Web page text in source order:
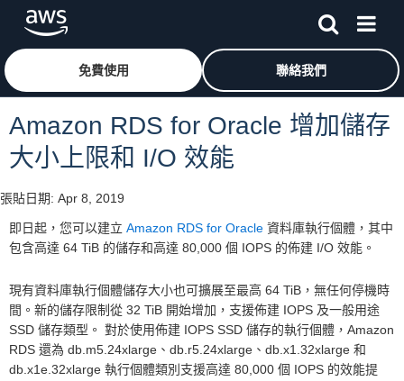
跳至主要內容按一下這裡可返回 Amazon Web Services 首頁
免費使用 聯絡我們
Amazon RDS for Oracle 增加儲存
大小上限和 I/O 效能
張貼日期: Apr 8, 2019
即日起，您可以建立 Amazon RDS for Oracle 資料庫執行個體，其中
包含高達 64 TiB 的儲存和高達 80,000 個 IOPS 的佈建 I/O 效能。
現有資料庫執行個體儲存大小也可擴展至最高 64 TiB，無任何停機時
間。新的儲存限制從 32 TiB 開始增加，支援佈建 IOPS 及一般用途
SSD 儲存類型。 對於使用佈建 IOPS SSD 儲存的執行個體，Amazon
RDS 還為 db.m5.24xlarge、db.r5.24xlarge、db.x1.32xlarge 和
db.x1e.32xlarge 執行個體類別支援高達 80,000 個 IOPS 的效能提